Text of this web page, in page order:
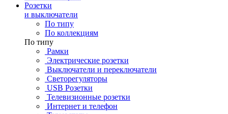
Розетки
и выключатели
По типу
По коллекциям
По типу
Рамки
Электрические розетки
Выключатели и переключатели
Светорегуляторы
USB Розетки
Телевизионные розетки
Интернет и телефон